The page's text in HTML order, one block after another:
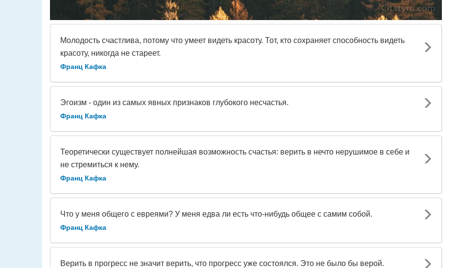
Молодость счастлива, потому что умеет видеть красоту. Тот, кто сохраняет способность видеть
красоту, никогда не стареет.
Франц Кафка
Эгоизм - один из самых явных признаков глубокого несчастья.
Франц Кафка
Теоретически существует полнейшая возможность счастья: верить в нечто нерушимое в себе и
не стремиться к нему.
Франц Кафка
Что у меня общего с евреями? У меня едва ли есть что-нибудь общее с самим собой.
Франц Кафка
Верить в прогресс не значит верить, что прогресс уже состоялся. Это не было бы верой.